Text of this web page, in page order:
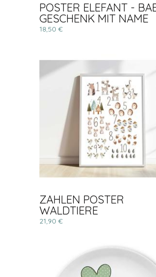
POSTER ELEFANT -
GESCHENK MIT NAME
18,50 €
ZAHLEN POSTER
WALDTIERE
21,90 €